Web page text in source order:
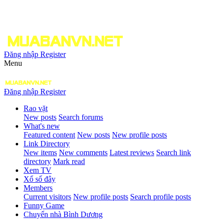
Đăng nhập Register
Menu
Đăng nhập Register
Rao vặt
New posts Search forums
What's new
Featured content New posts New profile posts
Link Directory
New items New comments Latest reviews Search link
directory Mark read
Xem TV
Xổ số đây
Members
Current visitors New profile posts Search profile posts
Funny Game
Chuyển nhà Bình Dương